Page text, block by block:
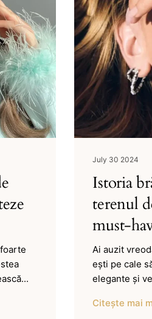
July 30 2024
Istoria
terenul
must-
Ai auzit
ești pe cale
elegante și
Citește mai